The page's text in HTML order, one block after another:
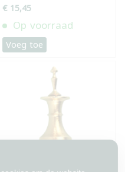
€ 15,45
Op voorraad
Voeg toe